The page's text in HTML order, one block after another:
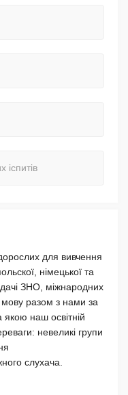
іспитів
для вивчення
німецької та
ЗНО, міжнародних
мову разом з нами за
наш освітній
невеликі групи
слухача.